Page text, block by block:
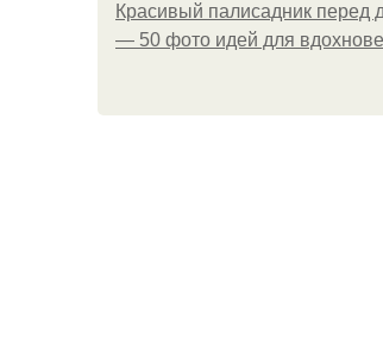
Красивый палисадник перед
— 50 фото идей для